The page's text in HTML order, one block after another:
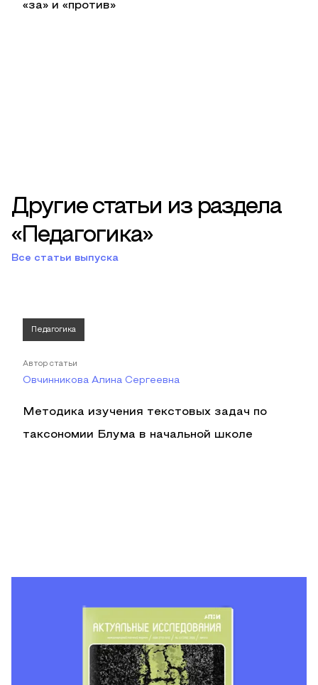
«за» и «против»
Другие статьи из раздела
«Педагогика»
Все статьи выпуска
Педагогика
Автор статьи
Овчинникова Алина Сергеевна
Методика изучения текстовых задач по
таксономии Блума в начальной школе